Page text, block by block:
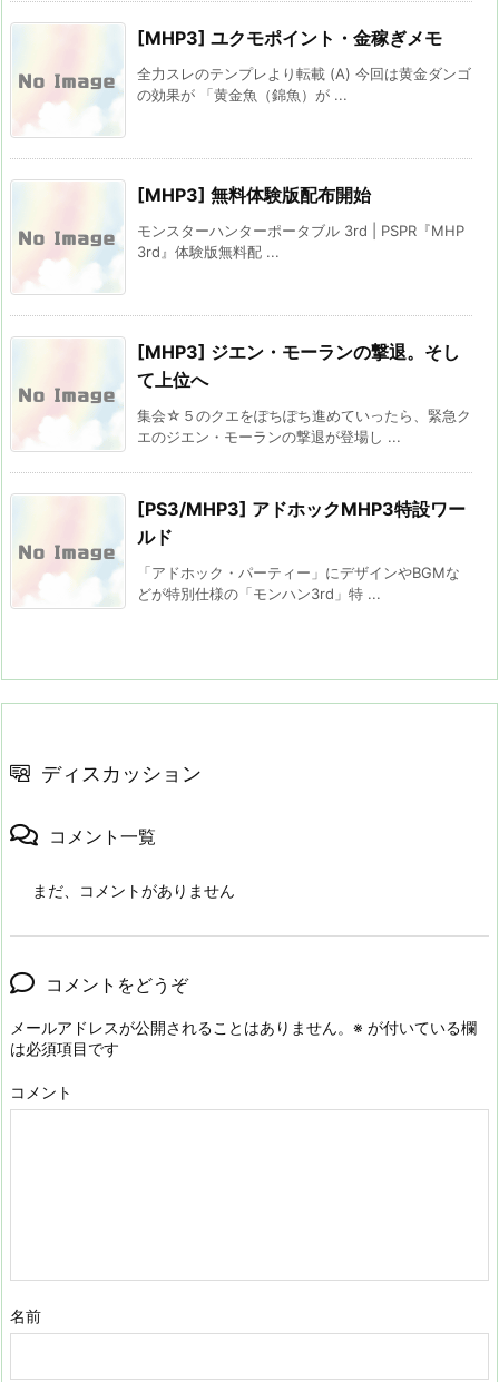
[MHP3] ユクモポイント・金稼ぎメモ
全力スレのテンプレより転載 (A) 今回は黄金ダンゴ
の効果が 「黄金魚（錦魚）が ...
[MHP3] 無料体験版配布開始
モンスターハンターポータブル 3rd | PSPR『MHP
3rd』体験版無料配 ...
[MHP3] ジエン・モーランの撃退。そし
て上位へ
集会☆５のクエをぽちぽち進めていったら、緊急ク
エのジエン・モーランの撃退が登場し ...
[PS3/MHP3] アドホックMHP3特設ワー
ルド
「アドホック・パーティー」にデザインやBGMな
どが特別仕様の「モンハン3rd」特 ...
ディスカッション
コメント一覧
まだ、コメントがありません
コメントをどうぞ
メールアドレスが公開されることはありません。 ※ が付いている欄
は必須項目です
コメント
名前